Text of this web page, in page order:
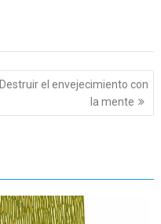
Destruir el envejecimiento con
la mente